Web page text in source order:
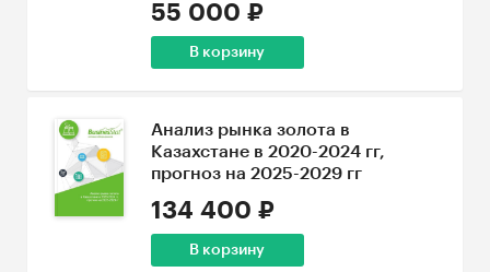
55 000 ₽
В корзину
Анализ рынка золота в
Казахстане в 2020-2024 гг,
прогноз на 2025-2029 гг
134 400 ₽
В корзину